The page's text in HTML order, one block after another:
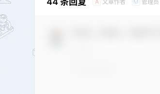
A 文章作者 M 管理员